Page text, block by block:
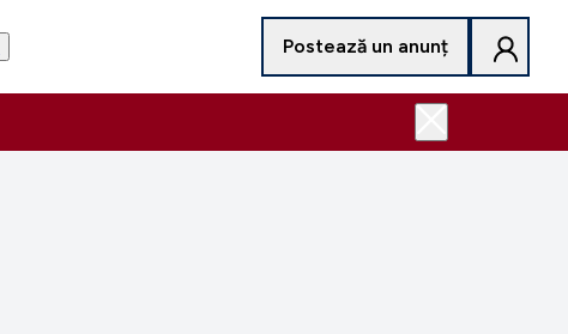
Postează un anunț